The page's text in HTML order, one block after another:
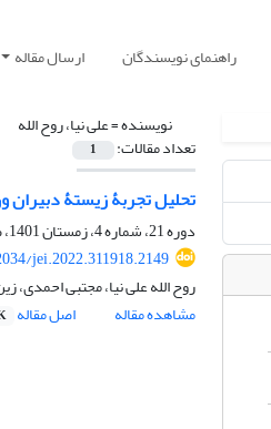
راهنمای نویسندگان ارسال مقاله
نویسنده =علی نیا، روح الله
تعداد مقالات: 1
تحلیل تجربۀ زیستۀ
دوره 21، شماره 4، زمستان 1401، صفحه
jei.2022.311918.2149
روح الله علی نیا، مجتبی احمدی،
مشاهده مقاله
اصل مقاله